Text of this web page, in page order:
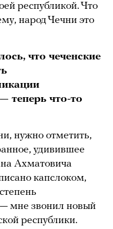
республикой. Что
народ Чечни это
что чеченские
— теперь что-то
нужно отметить,
удивившее
Ахматовича
капслоком,
мне звонил новый
республики.